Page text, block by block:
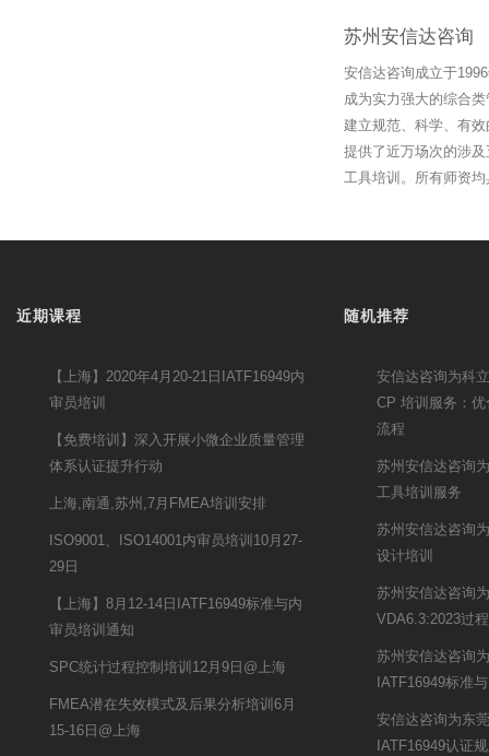
苏州安信达咨询
安信达咨询成立于
成为实力强大的综合
建立规范、科学、有
提供了近万场次的涉
工具培训。所有师资
近期课程
【上海】2020年4月20-21日IATF16949内
审员培训
【免费培训】深入开展小微企业质量管理
体系认证提升行动
上海,南通,苏州,7月FMEA培训安排
ISO9001、ISO14001内审员培训10月27-
29日
【上海】8月12-14日IATF16949标准与内
审员培训通知
SPC统计过程控制培训12月9日@上海
FMEA潜在失效模式及后果分析培训6月
15-16日@上海
随机推荐
安信达咨询为科
CP 培训服务：
流程
苏州安信达咨询
工具培训服务
苏州安信达咨询
设计培训
苏州安信达咨询
VDA6.3:2023过
苏州安信达咨询
IATF16949标准
安信达咨询为东
IATF16949认证